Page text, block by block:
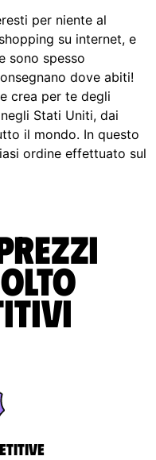
per niente al
su internet, e
sono spesso
dove abiti!
crea per te degli
Stati Uniti, dai
il mondo. In questo
ordine effettuato sul